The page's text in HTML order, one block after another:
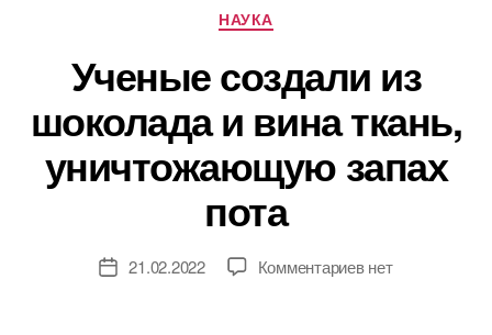
Рубрики
НАУКА
Ученые создали из
шоколада и вина ткань,
уничтожающую запах
пота
Дата21.02.2022 Комментариевк
нет